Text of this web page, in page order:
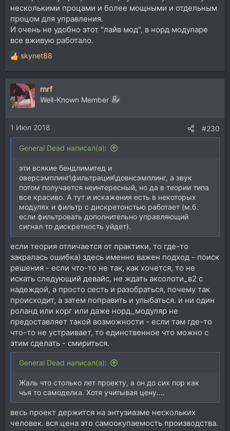
несколькими процами и более мощными и отдельным
процом для управления.
И очень не удобно этот "лайв мод", в норд модуларе
все вживую работало.
Р
е
а
к
ц
и
и
:
skynet88
mrf
Well-Known Member
1 Июл 2018 #230
General Dead написал(а):
эти всякие бендлимитед и
оверсэмплинг\фильтрация\довнсэмплинг, а звук
потом получается неинтересный, но да в теории типа
все красиво. А тут и искажения есть в некоторых
модулях и фильтр с дискретонстью работает (м.б.
если фильтровать дополнительно управляющий
сигнал то дискретность уйдет).
если теория отличается от практики, то где-то
закралась ошибка) здесь именно важен подход - поиск
решения - если что-то не так, как хочется, то не
искать следующий девайс, не ждать аксолоти_в2 с
надеждой, а просто сесть и разобраться, почему так
происходит, а затем поправить и улыбаться. и ни один
роланд или корг или даже норд_модуляр не
предоставляет такой возможности - если там где-то
что-то не устраивает, то единственное что можно с
этим сделать - смириться.
General Dead написал(а):
Жаль что столько лет проекту, а он до сих пор как
чья то самоделка. Хотя учитывая цену....
весь проект держится на энтузиазме нескольких
человек. вся цена это самоокупаемость производства.